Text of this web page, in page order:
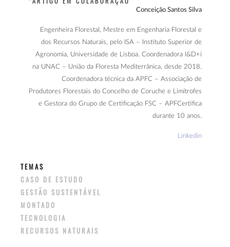
Conceição Santos Silva
Engenheira Florestal, Mestre em Engenharia Florestal e
dos Recursos Naturais, pelo ISA – Instituto Superior de
Agronomia, Universidade de Lisboa. Coordenadora I&D+i
na UNAC – União da Floresta Mediterrânica, desde 2018.
Coordenadora técnica da APFC – Associação de
Produtores Florestais do Concelho de Coruche e Limítrofes
e Gestora do Grupo de Certificação FSC – APFCertifica
durante 10 anos.
Linkedin
TEMAS
CASO DE ESTUDO
GESTÃO SUSTENTÁVEL
MONTADO
TECNOLOGIA
RECURSOS NATURAIS